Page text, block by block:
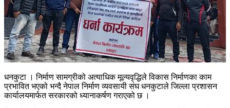
धनकुटा । निर्माण सामग्रीको अत्याधिक मूल्यवृद्धिले विकास निर्माणका काम
प्रभावित भएको भन्दै नेपाल निर्माण व्यवसायी संघ धनकुटाले जिल्ला प्रशासन
कार्यालयमार्फत सरकारको ध्यानाकर्षण गराएको छ ।